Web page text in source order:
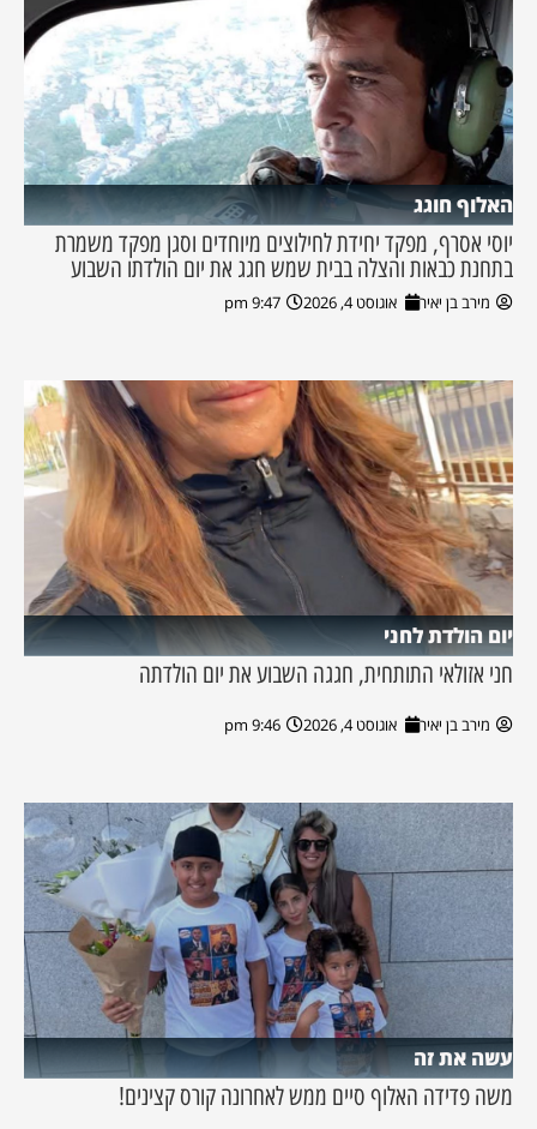
האלוף חוגג
יוסי אסרף, מפקד יחידת לחילוצים מיוחדים וסגן מפקד משמרת
בתחנת כבאות והצלה בבית שמש חגג את יום הולדתו השבוע
מירב בן יאיר אוגוסט 4, 2026 9:47 pm
יום הולדת לחני
חני אזולאי התותחית, חגגה השבוע את יום הולדתה
מירב בן יאיר אוגוסט 4, 2026 9:46 pm
עשה את זה
משה פדידה האלוף סיים ממש לאחרונה קורס קצינים!